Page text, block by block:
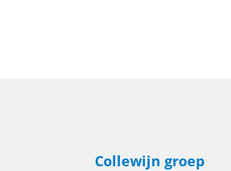
Collewijn groep